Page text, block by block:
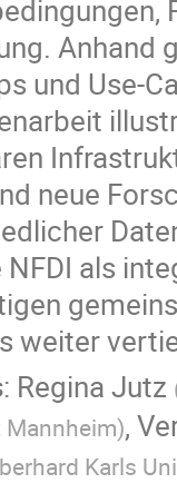
Anhand
und Use-
neue
als
weiter
: Regina Jutz
Mannheim),
Karls